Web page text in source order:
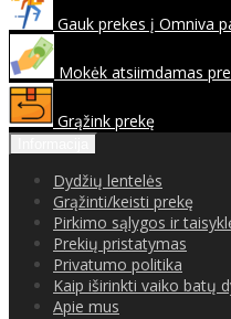
Gauk prekes į Omniva
Mokėk atsiimdamas
Grąžink prekę
Dydžių lentelės
Grąžinti/keisti prekę
Pirkimo sąlygos ir
Prekių pristatymas
Privatumo politika
Kaip iširinkti vaiko batų
Apie mus